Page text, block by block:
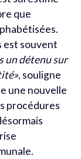
que
est souvent
un détenu sur
, souligne
une nouvelle
procédures